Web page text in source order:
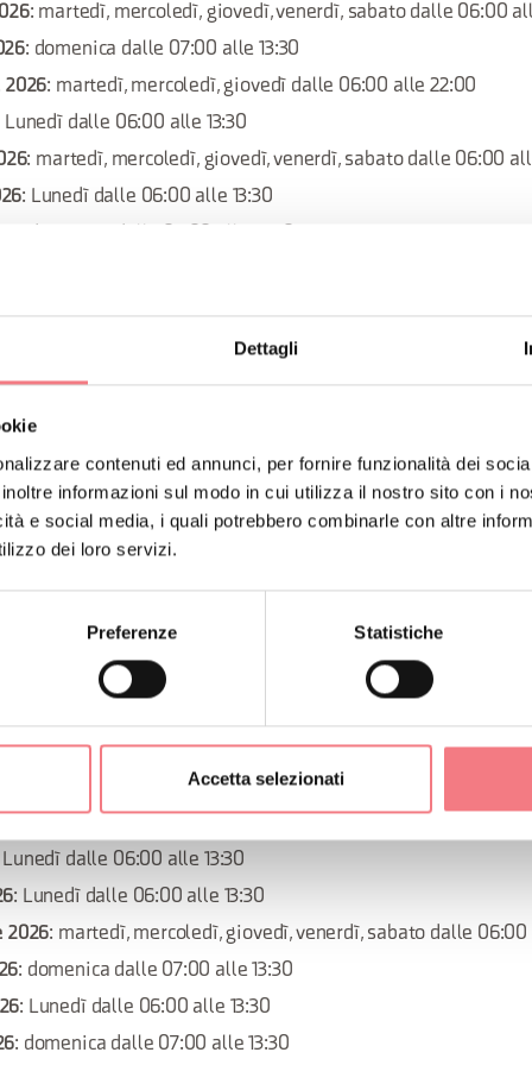
Dettagli
contenuti ed annunci, per fornire funzionalità dei
informazioni sul modo in cui utilizza il nostro sito con i
e social media, i quali potrebbero combinarle con altre
dei loro servizi.
Preferenze Statistiche
Accetta selezionati
: martedì, mercoledì, giovedì, venerdì, sabato dalle 06:00
: domenica dalle 07:00 alle 13:30
2026: martedì, mercoledì, giovedì dalle 06:00 alle 22:00
Lunedì dalle 06:00 alle 13:30
: martedì, mercoledì, giovedì, venerdì, sabato dalle 06:00
: Lunedì dalle 06:00 alle 13:30
dalle 06:00 alle 13:30
: Lunedì dalle 06:00 alle 13:30
: domenica dalle 07:00 alle 13:30
Lunedì dalle 06:00 alle 13:30
: Lunedì dalle 06:00 alle 13:30
2026: martedì, mercoledì, giovedì, venerdì, sabato dalle 06:00
: domenica dalle 07:00 alle 13:30
: martedì, mercoledì, giovedì, venerdì, sabato dalle 06:00
: martedì, mercoledì, giovedì, venerdì, sabato dalle 06:00
: Lunedì dalle 06:00 alle 13:30
Lunedì dalle 06:00 alle 13:30
: Lunedì dalle 06:00 alle 13:30
2026: martedì, mercoledì, giovedì, venerdì, sabato dalle
: domenica dalle 07:00 alle 13:30
: Lunedì dalle 06:00 alle 13:30
: domenica dalle 07:00 alle 13:30